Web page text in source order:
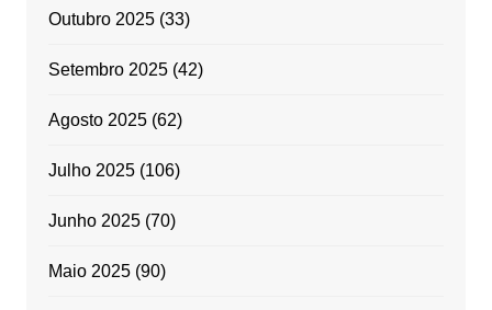
Outubro 2025(33)
Setembro 2025(42)
Agosto 2025(62)
Julho 2025(106)
Junho 2025(70)
Maio 2025(90)